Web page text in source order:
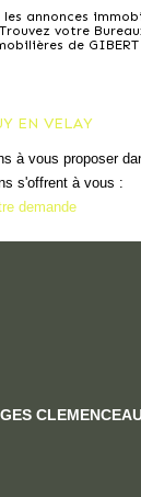
LOUER
De
annonces
votre
de
EN VELAY
à vous proposer
s'offrent à vous :
demande